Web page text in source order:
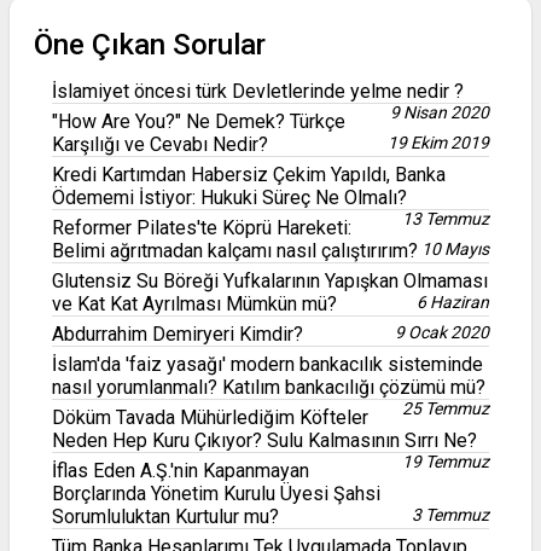
Öne Çıkan Sorular
İslamiyet öncesi türk Devletlerinde yelme nedir ?
9 Nisan 2020
"How Are You?" Ne Demek? Türkçe
Karşılığı ve Cevabı Nedir?
19 Ekim 2019
Kredi Kartımdan Habersiz Çekim Yapıldı, Banka
Ödememi İstiyor: Hukuki Süreç Ne Olmalı?
13 Temmuz
Reformer Pilates'te Köprü Hareketi:
Belimi ağrıtmadan kalçamı nasıl çalıştırırım? 10 Mayıs
Glutensiz Su Böreği Yufkalarının Yapışkan Olmaması
ve Kat Kat Ayrılması Mümkün mü?
6 Haziran
Abdurrahim Demiryeri Kimdir? 9 Ocak 2020
İslam'da 'faiz yasağı' modern bankacılık sisteminde
nasıl yorumlanmalı? Katılım bankacılığı çözümü mü?
25 Temmuz
Döküm Tavada Mühürlediğim Köfteler
Neden Hep Kuru Çıkıyor? Sulu Kalmasının Sırrı Ne?
19 Temmuz
İflas Eden A.Ş.'nin Kapanmayan
Borçlarında Yönetim Kurulu Üyesi Şahsi
Sorumluluktan Kurtulur mu?
3 Temmuz